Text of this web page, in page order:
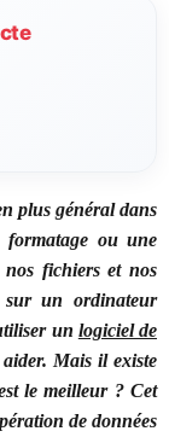
plus général dans
formatage ou une
fichiers et nos
sur un ordinateur
un logiciel de
Mais il existe
le meilleur ? Cet
de données